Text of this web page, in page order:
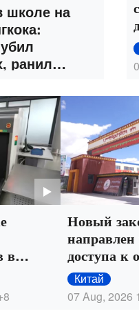
школе на
ранил
собой
в
Новый
доступа к
услугам
07 Aug, 2026
Китай